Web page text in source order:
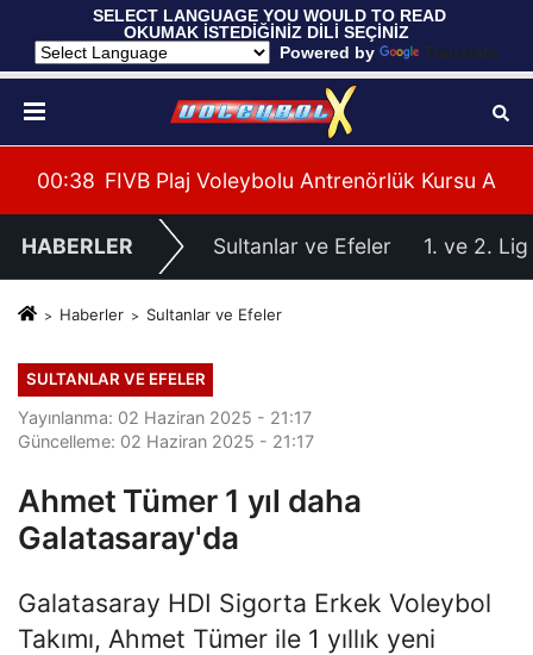
SELECT LANGUAGE YOU WOULD TO READ
OKUMAK İSTEDİĞİNİZ DİLİ SEÇİNİZ
Powered by
Translate
Hazırlıklarına Başladı
Alanya’da Başladı
00:39 U20 Erkek Millî Takımımız, 2027 CEV U20
HABERLER Sultanlar ve Efeler 1. ve 2. Lig
Haberler Sultanlar ve Efeler
SULTANLAR VE EFELER
Yayınlanma: 02 Haziran 2025 - 21:17
Güncelleme: 02 Haziran 2025 - 21:17
Ahmet Tümer 1 yıl daha
Galatasaray'da
Galatasaray HDI Sigorta Erkek Voleybol
Takımı, Ahmet Tümer ile 1 yıllık yeni